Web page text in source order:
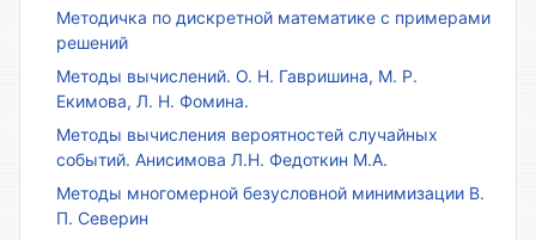
Методичка по дискретной математике с примерами
решений
Методы вычислений. О. Н. Гавришина, М. Р.
Екимова, Л. Н. Фомина.
Методы вычисления вероятностей случайных
событий. Анисимова Л.Н. Федоткин М.А.
Методы многомерной безусловной минимизации В.
П. Северин